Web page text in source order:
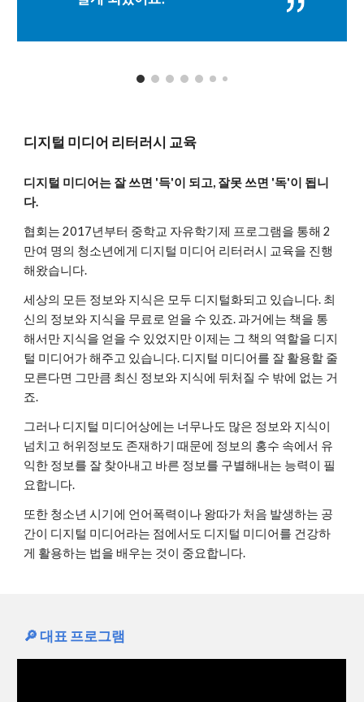
디지털 미디어 리터러시 교육
디지털 미디어는 잘 쓰면 '득'이 되고, 잘못 쓰면 '독'이 됩니
다.
협회는 2017년부터 중학교 자유학기제 프로그램을 통해 2
만여 명의 청소년에게 디지털 미디어 리터러시 교육을 진행
해왔습니다.
세상의 모든 정보와 지식은 모두 디지털화되고 있습니다. 최
신의 정보와 지식을 무료로 얻을 수 있죠. 과거에는 책을 통
해서만 지식을 얻을 수 있었지만 이제는 그 책의 역할을 디지
털 미디어가 해주고 있습니다. 디지털 미디어를 잘 활용할 줄
모른다면 그만큼 최신 정보와 지식에 뒤처질 수 밖에 없는 거
죠.
그러나 디지털 미디어상에는 너무나도 많은 정보와 지식이
넘치고 허위정보도 존재하기 때문에 정보의 홍수 속에서 유
익한 정보를 잘 찾아내고 바른 정보를 구별해내는 능력이 필
요합니다.
또한 청소년 시기에 언어폭력이나 왕따가 처음 발생하는 공
간이 디지털 미디어라는 점에서도 디지털 미디어를 건강하
게 활용하는 법을 배우는 것이 중요합니다.
🔎 대표 프로그램